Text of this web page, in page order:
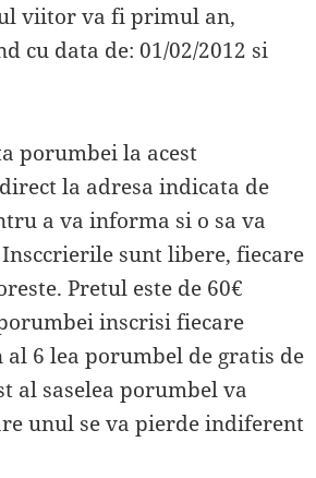
viitor va fi primul an,
cu data de: 01/02/2012 si
porumbei la acest
la adresa indicata de
a va informa si o sa va
sunt libere, fiecare
Pretul este de 60€
inscrisi fiecare
6 lea porumbel de gratis de
al saselea porumbel va
unul se va pierde indiferent